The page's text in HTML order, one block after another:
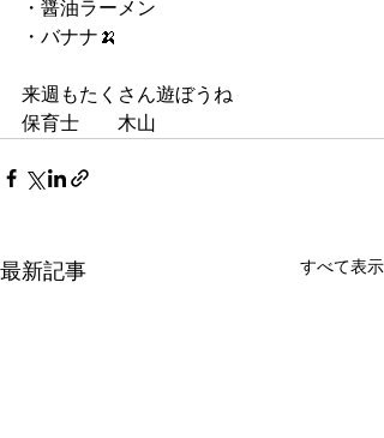
・醤油ラーメン
・バナナ🍌
来週もたくさん遊ぼうね
保育士　　木山
最新記事 すべて表示